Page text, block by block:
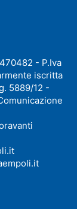
- P.Iva
iscritta
5889/12 -